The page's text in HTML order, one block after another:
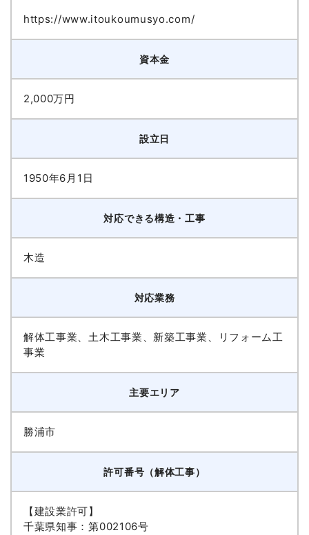
https://www.itoukoumusyo.com/
資本金
2,000万円
設立日
1950年6月1日
対応できる構造・工事
木造
対応業務
解体工事業、土木工事業、新築工事業、リフォーム工
事業
主要エリア
勝浦市
許可番号（解体工事）
【建設業許可】
千葉県知事：第002106号